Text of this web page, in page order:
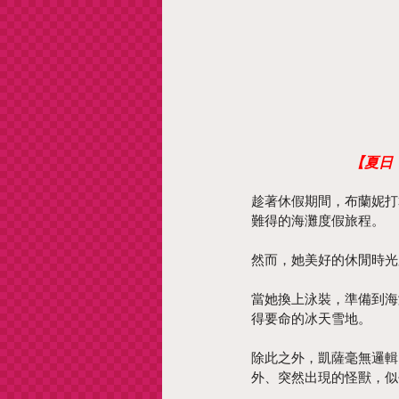
【夏
趁著休假期間，布蘭妮
難得的海灘度假旅程。
然而，她美好的休閒時
當她換上泳裝，準備到
得要命的冰天雪地。
除此之外，凱薩毫無邏
外、突然出現的怪獸，